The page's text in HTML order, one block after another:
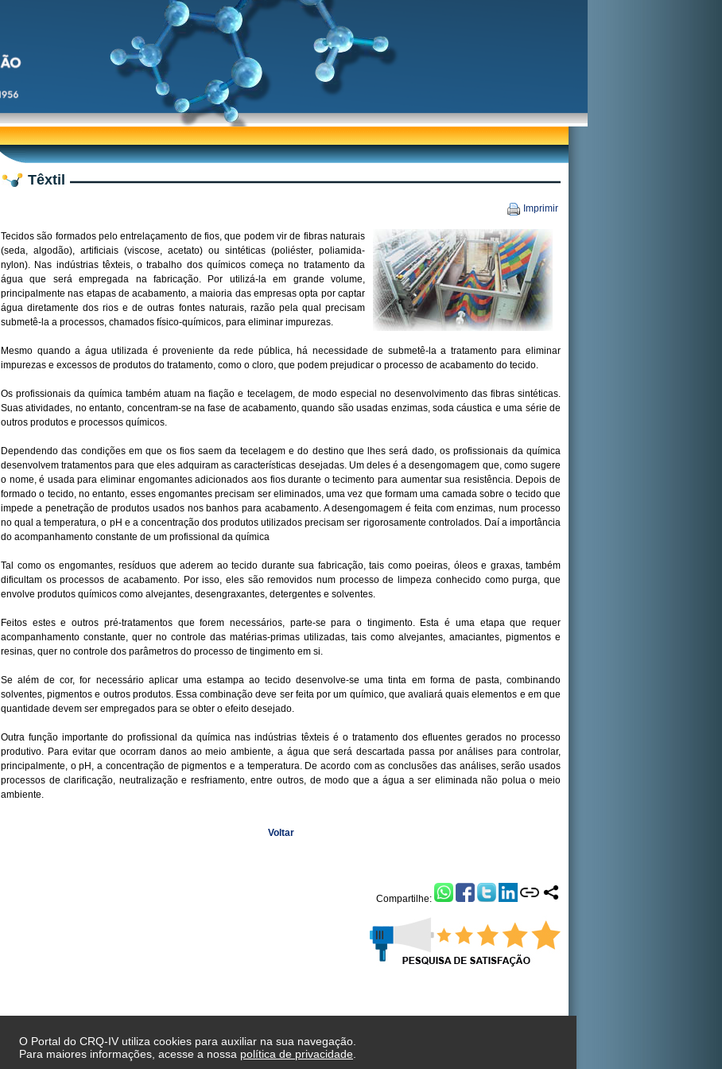
Têxtil
Imprimir
Tecidos são formados pelo entrelaçamento de fios, que podem vir de fibras naturais
(seda, algodão), artificiais (viscose, acetato) ou sintéticas (poliéster, poliamida-
nylon). Nas indústrias têxteis, o trabalho dos químicos começa no tratamento da
água que será empregada na fabricação. Por utilizá-la em grande volume,
principalmente nas etapas de acabamento, a maioria das empresas opta por captar
água diretamente dos rios e de outras fontes naturais, razão pela qual precisam
submetê-la a processos, chamados físico-químicos, para eliminar impurezas.
Mesmo quando a água utilizada é proveniente da rede pública, há necessidade de submetê-la a tratamento para eliminar
impurezas e excessos de produtos do tratamento, como o cloro, que podem prejudicar o processo de acabamento do tecido.
Os profissionais da química também atuam na fiação e tecelagem, de modo especial no desenvolvimento das fibras sintéticas.
Suas atividades, no entanto, concentram-se na fase de acabamento, quando são usadas enzimas, soda cáustica e uma série de
outros produtos e processos químicos.
Dependendo das condições em que os fios saem da tecelagem e do destino que lhes será dado, os profissionais da química
desenvolvem tratamentos para que eles adquiram as características desejadas. Um deles é a desengomagem que, como sugere
o nome, é usada para eliminar engomantes adicionados aos fios durante o tecimento para aumentar sua resistência. Depois de
formado o tecido, no entanto, esses engomantes precisam ser eliminados, uma vez que formam uma camada sobre o tecido que
impede a penetração de produtos usados nos banhos para acabamento. A desengomagem é feita com enzimas, num processo
no qual a temperatura, o pH e a concentração dos produtos utilizados precisam ser rigorosamente controlados. Daí a importância
do acompanhamento constante de um profissional da química
Tal como os engomantes, resíduos que aderem ao tecido durante sua fabricação, tais como poeiras, óleos e graxas, também
dificultam os processos de acabamento. Por isso, eles são removidos num processo de limpeza conhecido como purga, que
envolve produtos químicos como alvejantes, desengraxantes, detergentes e solventes.
Feitos estes e outros pré-tratamentos que forem necessários, parte-se para o tingimento. Esta é uma etapa que requer
acompanhamento constante, quer no controle das matérias-primas utilizadas, tais como alvejantes, amaciantes, pigmentos e
resinas, quer no controle dos parâmetros do processo de tingimento em si.
Se além de cor, for necessário aplicar uma estampa ao tecido desenvolve-se uma tinta em forma de pasta, combinando
solventes, pigmentos e outros produtos. Essa combinação deve ser feita por um químico, que avaliará quais elementos e em que
quantidade devem ser empregados para se obter o efeito desejado.
Outra função importante do profissional da química nas indústrias têxteis é o tratamento dos efluentes gerados no processo
produtivo. Para evitar que ocorram danos ao meio ambiente, a água que será descartada passa por análises para controlar,
principalmente, o pH, a concentração de pigmentos e a temperatura. De acordo com as conclusões das análises, serão usados
processos de clarificação, neutralização e resfriamento, entre outros, de modo que a água a ser eliminada não polua o meio
ambiente.
Voltar
Compartilhe:
O Portal do CRQ-IV utiliza cookies para auxiliar na sua navegação.
Para maiores informações, acesse a nossa política de privacidade